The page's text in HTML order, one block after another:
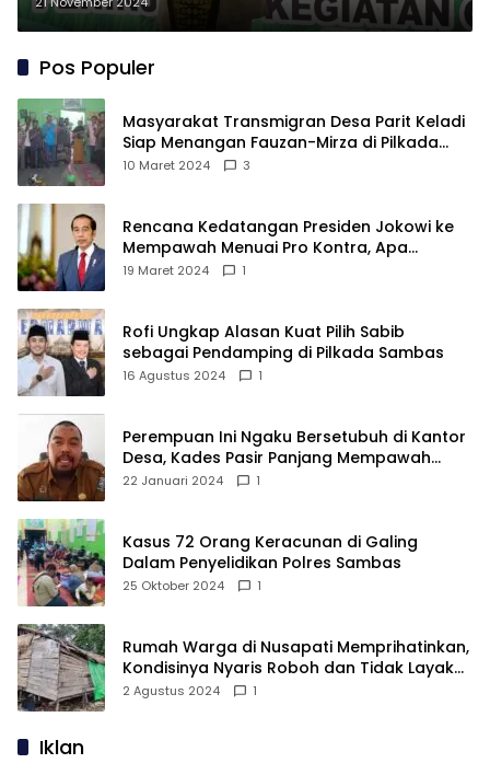
Pos Populer
Masyarakat Transmigran Desa Parit Keladi
Siap Menangan Fauzan-Mirza di Pilkada
Kubu Raya
10 Maret 2024 3
Rencana Kedatangan Presiden Jokowi ke
Mempawah Menuai Pro Kontra, Apa
Sebabnya?
19 Maret 2024 1
Rofi Ungkap Alasan Kuat Pilih Sabib
sebagai Pendamping di Pilkada Sambas
16 Agustus 2024 1
Perempuan Ini Ngaku Bersetubuh di Kantor
Desa, Kades Pasir Panjang Mempawah
Membantah: Silakan Buktikan!
22 Januari 2024 1
Kasus 72 Orang Keracunan di Galing
Dalam Penyelidikan Polres Sambas
25 Oktober 2024 1
Rumah Warga di Nusapati Memprihatinkan,
Kondisinya Nyaris Roboh dan Tidak Layak
Huni
2 Agustus 2024 1
Iklan